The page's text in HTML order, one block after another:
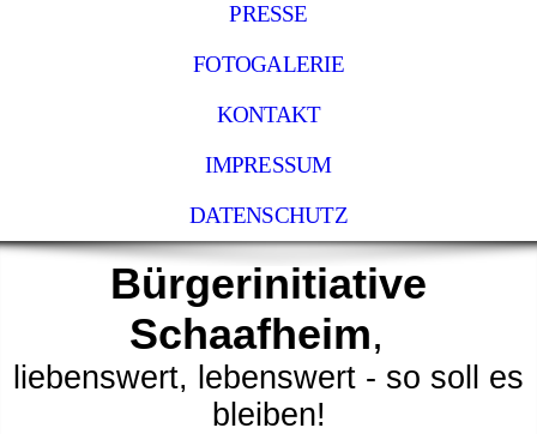
PRESSE
FOTOGALERIE
KONTAKT
IMPRESSUM
DATENSCHUTZ
Bürgerinitiative
Schaafheim,
liebenswert, lebenswert - so soll es
bleiben!